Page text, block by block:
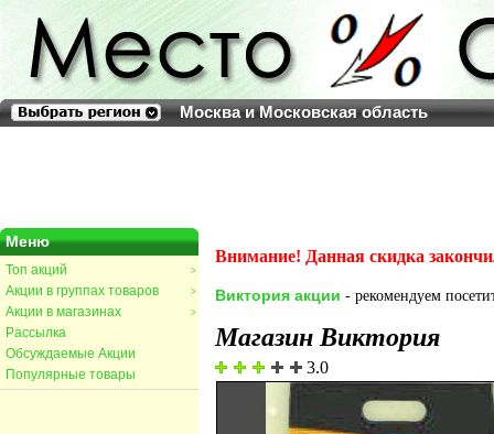
Москва и Московская область
Меню
>
Топ акций
>
Акции в группах товаров
>
Акции в магазинах
Рассылка
Обсуждаемые Акции
Популярные товары
Внимание! Данная скидка
Виктория акции - рекомендуем
Магазин Виктория
3.0